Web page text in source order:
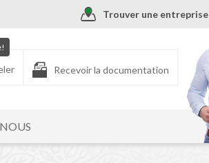
Trouver une entreprise
Recevoir la documentation